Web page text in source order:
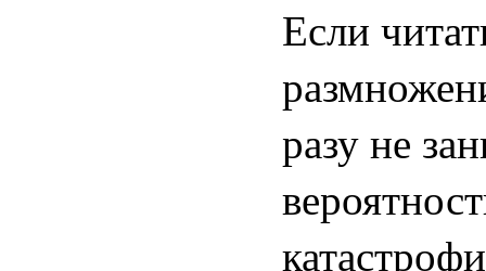
Если
разу не